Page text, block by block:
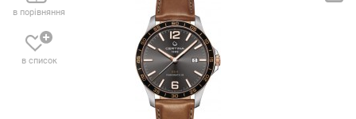
в порівняння
в список